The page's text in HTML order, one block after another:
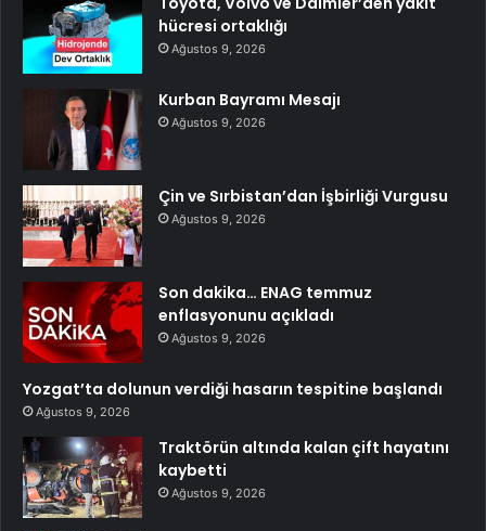
hücresi ortaklığı
Ağustos 9, 2026
Kurban Bayramı Mesajı
Ağustos 9, 2026
Çin ve Sırbistan’dan İşbirliği Vurgusu
Ağustos 9, 2026
Son dakika… ENAG temmuz
enflasyonunu açıkladı
Ağustos 9, 2026
Yozgat’ta dolunun verdiği hasarın tespitine başlandı
Ağustos 9, 2026
Traktörün altında kalan çift hayatını
kaybetti
Ağustos 9, 2026